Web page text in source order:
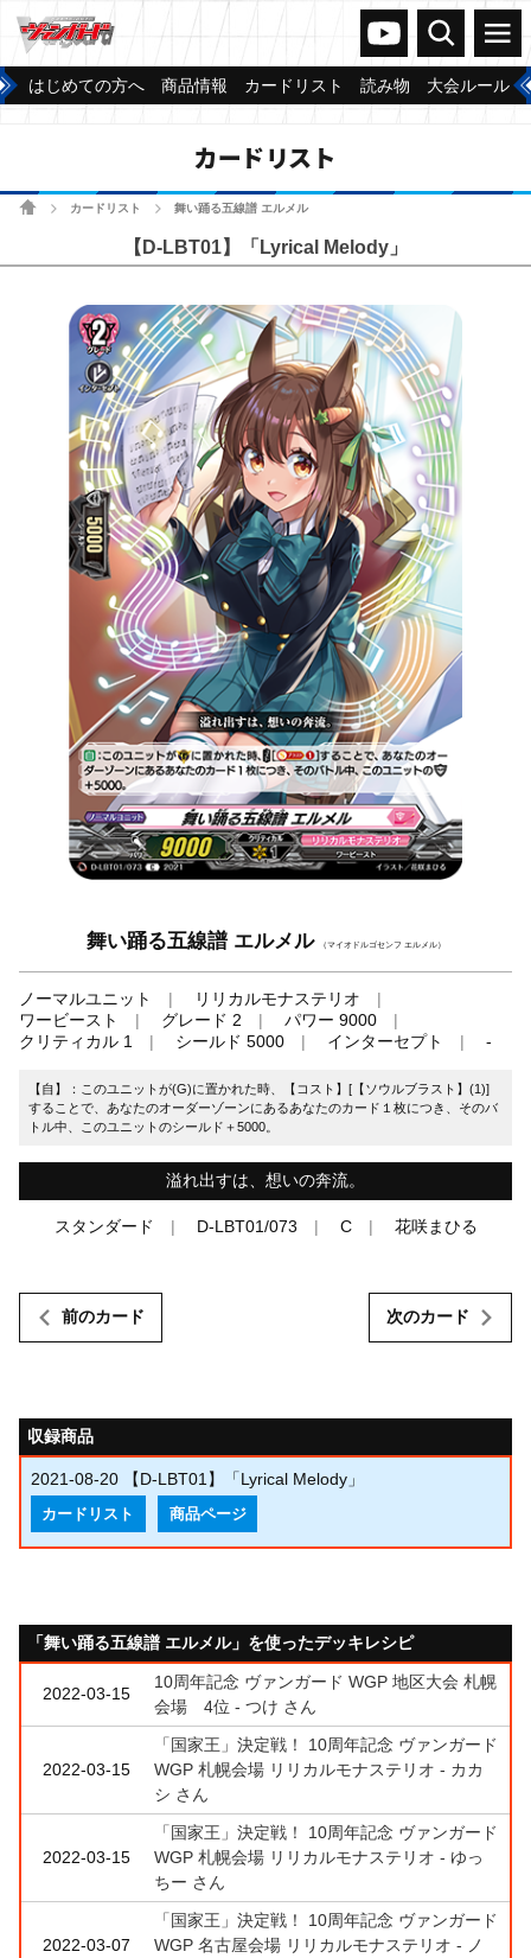
ヴァンガードch
検索 メニュー
はじめての方へ 商品情報 カードリスト 読み物 大会ルール
カードリスト
ホームカードリスト 舞い踊る五線譜 エルメル
【D-LBT01】「Lyrical Melody」
舞い踊る五線譜 エルメル （マイオドルゴセンフ エルメル）
ノーマルユニット
リリカルモナステリオ
ワービースト
グレード 2
パワー 9000
クリティカル 1
シールド 5000 インターセプト -
【自】：このユニットが(G)に置かれた時、【コスト】[【ソウルブラスト】(1)]
することで、あなたのオーダーゾーンにあるあなたのカード１枚につき、そのバ
トル中、このユニットのシールド＋5000。
溢れ出すは、想いの奔流。
スタンダード D-LBT01/073 C 花咲まひる
前のカード 次のカード
収録商品
2021-08-20 【D-LBT01】「Lyrical Melody」
カードリスト 商品ページ
「舞い踊る五線譜 エルメル」を使ったデッキレシピ
2022-03-15
10周年記念 ヴァンガード WGP 地区大会 札幌
会場 4位 - つけ さん
2022-03-15
「国家王」決定戦！ 10周年記念 ヴァンガード
WGP 札幌会場 リリカルモナステリオ - カカ
シ さん
2022-03-15
「国家王」決定戦！ 10周年記念 ヴァンガード
WGP 札幌会場 リリカルモナステリオ - ゆっ
ちー さん
2022-03-07
「国家王」決定戦！ 10周年記念 ヴァンガード
WGP 名古屋会場 リリカルモナステリオ - ノ